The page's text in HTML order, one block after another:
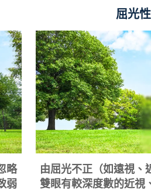
略
弱
屈光
由屈光不正（如遠視、
雙眼有較深度數的近視